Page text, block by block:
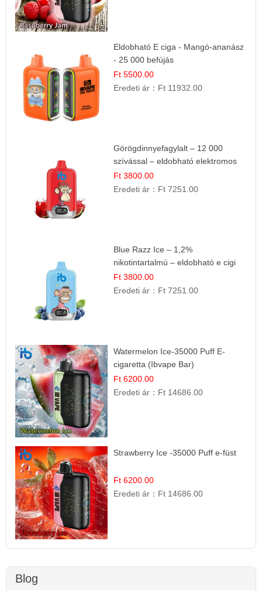
Eldobható E ciga - Mangó-ananász
- 25 000 befújás
Ft 5500.00
Eredeti ár： Ft 11932.00
Görögdinnyefagylalt – 12 000
szívással – eldobható elektromos
cigi
Ft 3800.00
Eredeti ár： Ft 7251.00
Blue Razz Ice – 1,2%
nikotintartalmú – eldobható e cigi
Ft 3800.00
Eredeti ár： Ft 7251.00
Watermelon Ice-35000 Puff E-
cigaretta (Ibvape Bar)
Ft 6200.00
Eredeti ár： Ft 14686.00
Strawberry Ice -35000 Puff e-füst
Ft 6200.00
Eredeti ár： Ft 14686.00
Blog